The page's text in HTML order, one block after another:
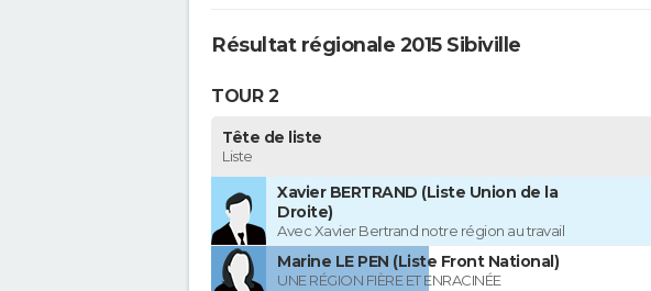
Résultat régionale 2015 Sibiville
TOUR 2
Tête de liste
Liste
Xavier BERTRAND (Liste Union de la
Droite)
Avec Xavier Bertrand notre région au travail
Marine LE PEN (Liste Front National)
UNE RÉGION FIÈRE ET ENRACINÉE